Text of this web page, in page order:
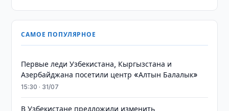
САМОЕ ПОПУЛЯРНОЕ
Первые леди Узбекистана, Кыргызстана и
Азербайджана посетили центр «Алтын Балалык»
15:30 · 31/07
В Узбекистане предложили изменить